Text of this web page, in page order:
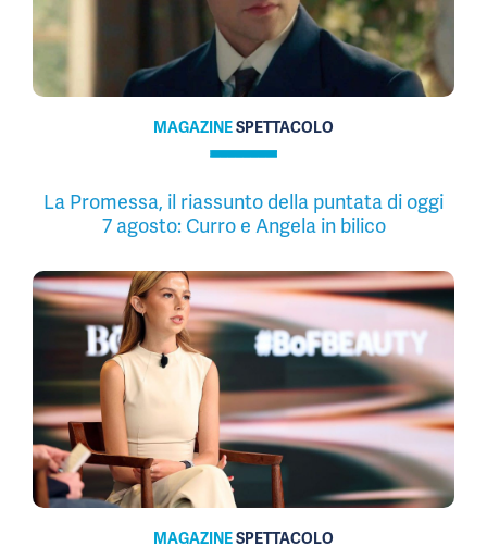
MAGAZINESPETTACOLO
La Promessa, il riassunto della puntata di oggi
7 agosto: Curro e Angela in bilico
MAGAZINESPETTACOLO